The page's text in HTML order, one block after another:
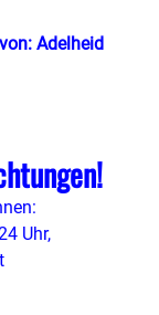
Adelheid
Uhr,